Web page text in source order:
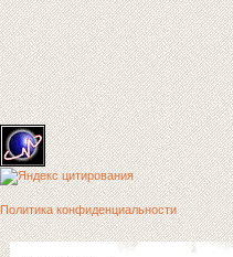
Политика конфиденциальности